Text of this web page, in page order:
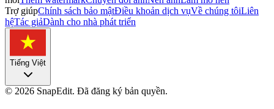
Trợ giúpChính sách bảo mậtĐiều khoản dịch vụVề chúng tôiLiên
hệTác giảDành cho nhà phát triển
Tiếng Việt
© 2026 SnapEdit. Đã đăng ký bản quyền.